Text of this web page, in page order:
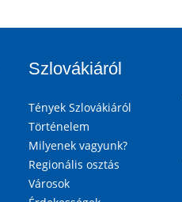
Szlovákiáról
Tények Szlovákiáról
Történelem
Milyenek vagyunk?
Regionális osztás
Városok